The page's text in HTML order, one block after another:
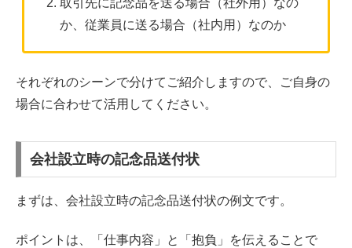
取引先に記念品を送る場合（社外用）なの
か、従業員に送る場合（社内用）なのか
それぞれのシーンで分けてご紹介しますので、ご自身の
場合に合わせて活用してください。
会社設立時の記念品送付状
まずは、会社設立時の記念品送付状の例文です。
ポイントは、「仕事内容」と「抱負」を伝えることで